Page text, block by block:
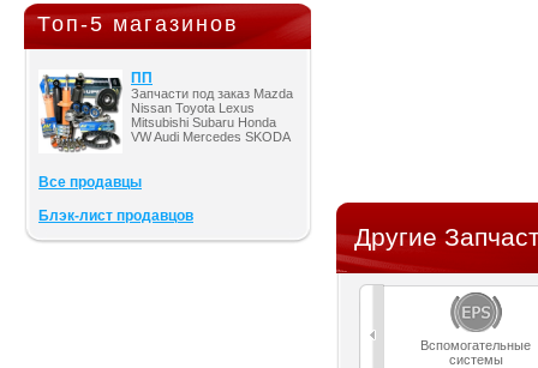
Топ-5 магазинов
ПП
Запчасти под заказ Mazda
Nissan Toyota Lexus
Mitsubishi Subaru Honda
VW Audi Mercedes SKODA
Все продавцы
Блэк-лист продавцов
Другие
Вспомогательные
системы